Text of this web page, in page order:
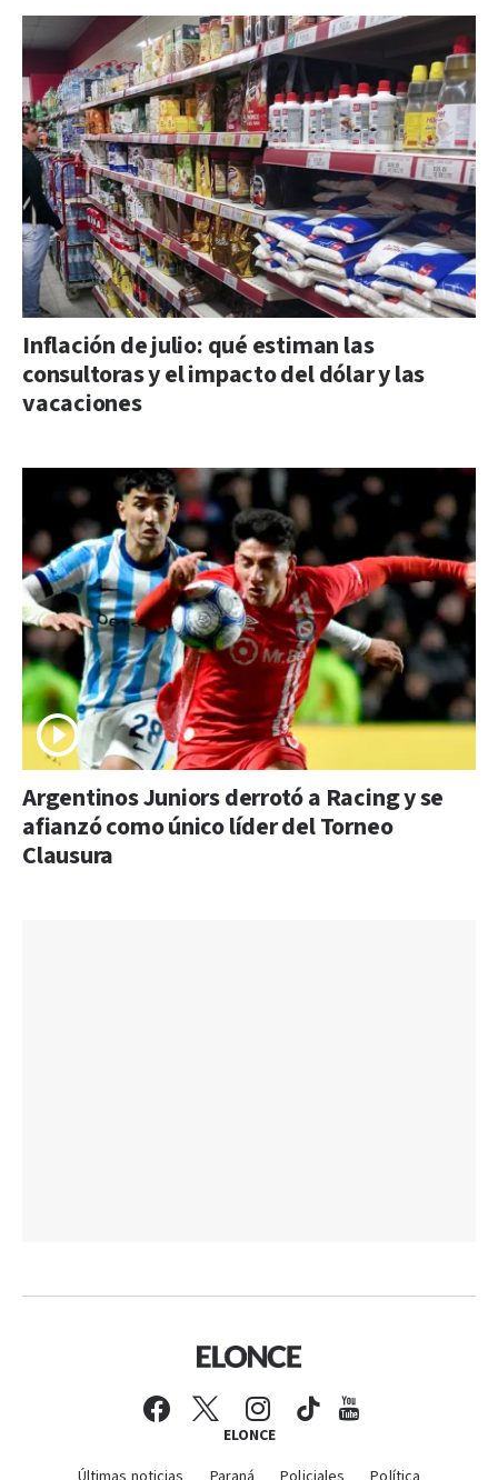
Inflación de julio: qué estiman las
consultoras y el impacto del dólar y las
vacaciones
Argentinos Juniors derrotó a Racing y se
afianzó como único líder del Torneo
Clausura
ELONCE